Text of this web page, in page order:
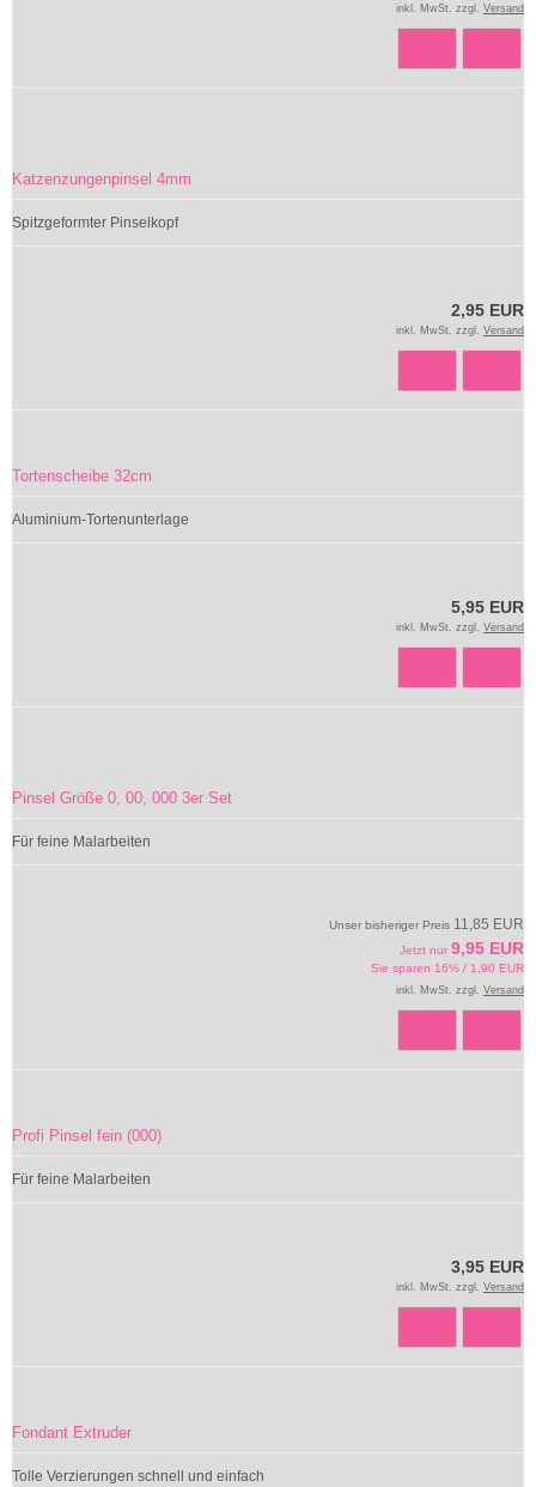
inkl. MwSt. zzgl. Versand
Katzenzungenpinsel 4mm
Spitzgeformter Pinselkopf
2,95 EUR
inkl. MwSt. zzgl. Versand
Tortenscheibe 32cm
Aluminium-Tortenunterlage
5,95 EUR
inkl. MwSt. zzgl. Versand
Pinsel Größe 0, 00, 000 3er Set
Für feine Malarbeiten
Unser bisheriger Preis 11,85 EUR
Jetzt nur 9,95 EUR
Sie sparen 16% / 1,90 EUR
inkl. MwSt. zzgl. Versand
Profi Pinsel fein (000)
Für feine Malarbeiten
3,95 EUR
inkl. MwSt. zzgl. Versand
Fondant Extruder
Tolle Verzierungen schnell und einfach